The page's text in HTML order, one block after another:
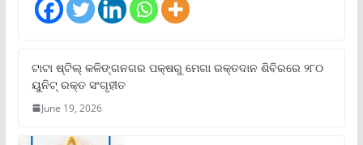
ଟାଟା ଷ୍ଟିଲ୍‌ କଳିଙ୍ଗନଗର ପକ୍ଷରୁ ମେଗା ରକ୍ତଦାନ ଶିବିରରେ ୨୮୦
ୟୁନିଟ୍‌ ରକ୍ତ ସଂଗୃହୀତ
June 19, 2026